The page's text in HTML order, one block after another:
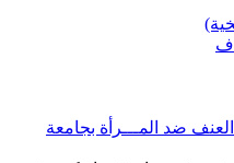
ضد المـــرأة بجامعة